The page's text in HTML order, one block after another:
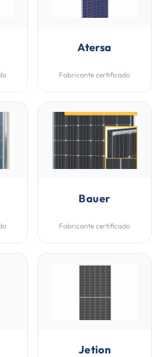
Atersa
Fabricante certificado
Bauer
Fabricante certificado
Jetion